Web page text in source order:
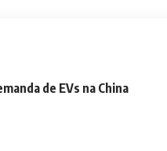
de EVs na China